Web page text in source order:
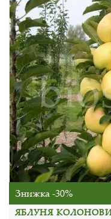
Знижка -30%
ЯБЛУНЯ